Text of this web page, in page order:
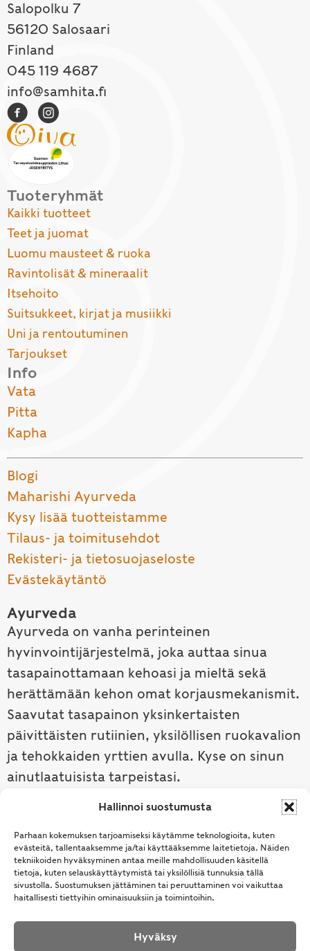
Hallinnoi suostumusta
Parhaan kokemuksen tarjoamiseksi käytämme teknologioita, kuten
evästeitä, tallentaaksemme ja/tai käyttääksemme laitetietoja. Näiden
tekniikoiden hyväksyminen antaa meille mahdollisuuden käsitellä
tietoja, kuten selauskäyttäytymistä tai yksilöllisiä tunnuksia tällä
sivustolla. Suostumuksen jättäminen tai peruuttaminen voi vaikuttaa
haitallisesti tiettyihin ominaisuuksiin ja toimintoihin.
Hyväksy
Salopolku 7
56120 Salosaari
Finland
045 119 4687
info@samhita.fi
Tuoteryhmät
Kaikki tuotteet
Teet ja juomat
Luomu mausteet & ruoka
Ravintolisät & mineraalit
Itsehoito
Suitsukkeet, kirjat ja musiikki
Uni ja rentoutuminen
Tarjoukset
Info
Vata
Pitta
Kapha
Blogi
Maharishi Ayurveda
Kysy lisää tuotteistamme
Tilaus- ja toimitusehdot
Rekisteri- ja tietosuojaseloste
Evästekäytäntö
Ayurveda
Ayurveda on vanha perinteinen
hyvinvointijärjestelmä, joka auttaa sinua
tasapainottamaan kehoasi ja mieltä sekä
herättämään kehon omat korjausmekanismit.
Saavutat tasapainon yksinkertaisten
päivittäisten rutiinien, yksilöllisen ruokavalion
ja tehokkaiden yrttien avulla. Kyse on sinun
ainutlaatuisista tarpeistasi.
Tutustu ayurvedaan →